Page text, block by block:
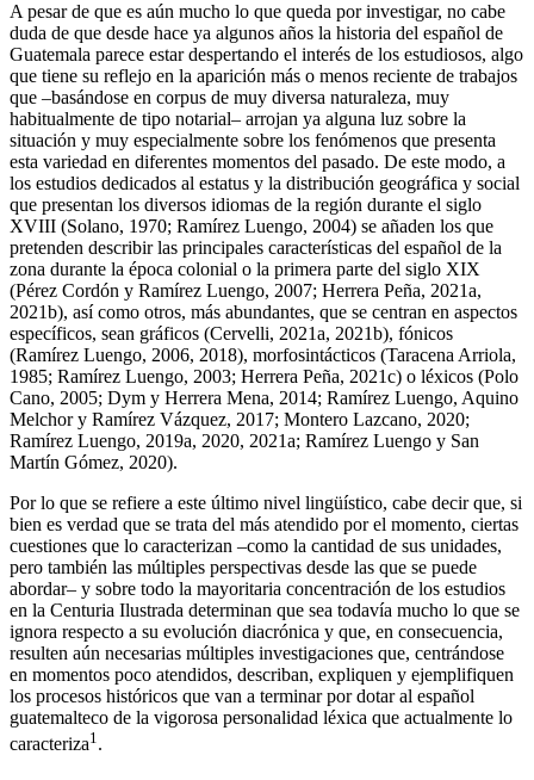
A pesar de que es aún mucho lo que queda por investigar, no cabe
duda de que desde hace ya algunos años la historia del español de
Guatemala parece estar despertando el interés de los estudiosos, algo
que tiene su reflejo en la aparición más o menos reciente de trabajos
que –basándose en corpus de muy diversa naturaleza, muy
habitualmente de tipo notarial– arrojan ya alguna luz sobre la
situación y muy especialmente sobre los fenómenos que presenta
esta variedad en diferentes momentos del pasado. De este modo, a
los estudios dedicados al estatus y la distribución geográfica y social
que presentan los diversos idiomas de la región durante el siglo
XVIII (Solano, 1970; Ramírez Luengo, 2004) se añaden los que
pretenden describir las principales características del español de la
zona durante la época colonial o la primera parte del siglo XIX
(Pérez Cordón y Ramírez Luengo, 2007; Herrera Peña, 2021a,
2021b), así como otros, más abundantes, que se centran en aspectos
específicos, sean gráficos (Cervelli, 2021a, 2021b), fónicos
(Ramírez Luengo, 2006, 2018), morfosintácticos (Taracena Arriola,
1985; Ramírez Luengo, 2003; Herrera Peña, 2021c) o léxicos (Polo
Cano, 2005; Dym y Herrera Mena, 2014; Ramírez Luengo, Aquino
Melchor y Ramírez Vázquez, 2017; Montero Lazcano, 2020;
Ramírez Luengo, 2019a, 2020, 2021a; Ramírez Luengo y San
Martín Gómez, 2020).
Por lo que se refiere a este último nivel lingüístico, cabe decir que, si
bien es verdad que se trata del más atendido por el momento, ciertas
cuestiones que lo caracterizan –como la cantidad de sus unidades,
pero también las múltiples perspectivas desde las que se puede
abordar– y sobre todo la mayoritaria concentración de los estudios
en la Centuria Ilustrada determinan que sea todavía mucho lo que se
ignora respecto a su evolución diacrónica y que, en consecuencia,
resulten aún necesarias múltiples investigaciones que, centrándose
en momentos poco atendidos, describan, expliquen y ejemplifiquen
los procesos históricos que van a terminar por dotar al español
guatemalteco de la vigorosa personalidad léxica que actualmente lo
caracteriza1.